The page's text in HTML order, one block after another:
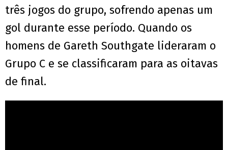
três jogos do grupo, sofrendo apenas um
gol durante esse período. Quando os
homens de Gareth Southgate lideraram o
Grupo C e se classificaram para as oitavas
de final.